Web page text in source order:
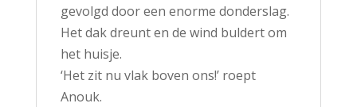
gevolgd door een enorme donderslag.
Het dak dreunt en de wind buldert om
het huisje.
‘Het zit nu vlak boven ons!’ roept
Anouk.